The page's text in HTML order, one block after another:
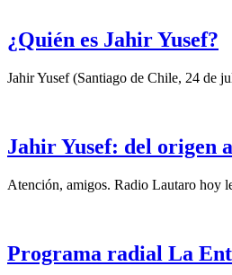
¿Quién es Jahir Yusef?
Jahir Yusef (Santiago de Chile, 24 de
Jahir Yusef: del origen
Atención, amigos. Radio Lautaro hoy
Programa radial La